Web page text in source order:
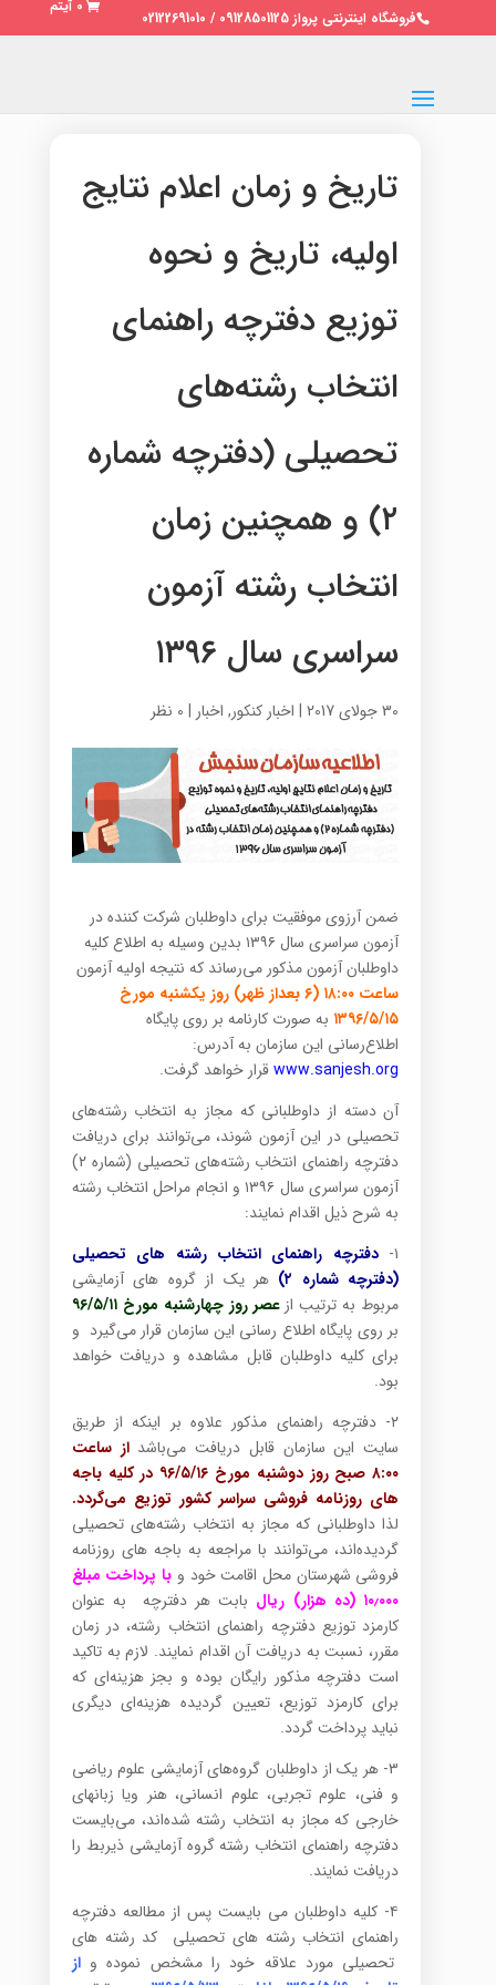
فروشگاه اینترنتی پرواز 09128501125 / 02122691010
0 آیتم
تاریخ و زمان اعلام نتایج
اولیه، تاریخ و نحوه
توزیع دفترچه راهنمای
انتخاب رشته‌های
تحصیلی (دفترچه شماره
۲) و همچنین زمان
انتخاب رشته‌ آزمون
سراسری سال ۱۳۹۶
30 جولای 2017 | اخبار کنکور, اخبار | 0 نظر
ضمن آرزوی موفقیت برای داوطلبان شرکت کننده در
آزمون سراسری سال ۱۳۹۶ بدین وسیله به اطلاع کلیه
داوطلبان آزمون مذکور می‌رساند که نتیجه اولیه آزمون
ساعت ۱۸:۰۰ (۶ بعداز ظهر) روز یکشنبه مورخ
۱۳۹۶/۵/۱۵ به صورت کارنامه بر روی پایگاه
اطلاع‌رسانی این سازمان به آدرس:
www.sanjesh.orgقرار خواهد گرفت.
آن دسته از داوطلبانی که مجاز به انتخاب رشته‌های
تحصیلی در این آزمون شوند، می‌توانند برای دریافت
دفترچه راهنمای انتخاب رشته‌های تحصیلی (شماره ۲)
آزمون سراسری سال ۱۳۹۶ و انجام مراحل انتخاب رشته
به شرح ذیل اقدام نمایند:
۱-
دفترچه راهنمای انتخاب رشته های تحصیلی
(دفترچه شماره ۲)
هر یک از گروه های آزمایشی
مربوط به ترتیب ازعصر روز چهارشنبه مورخ ۹۶/۵/۱۱
بر روی پایگاه اطلاع رسانی این سازمان قرار می‌گیرد و
برای کلیه داوطلبان قابل مشاهده و دریافت خواهد
بود.
۲- دفترچه راهنمای مذکور علاوه بر اینکه از طریق
سایت این سازمان قابل دریافت می‌باشداز ساعت
۸:۰۰ صبح روز دوشنبه مورخ ۹۶/۵/۱۶ در کلیه باجه
های روزنامه فروشی سراسر کشور توزیع می‌گردد.
لذا داوطلبانی که مجاز به انتخاب رشته‌های تحصیلی
گردیده‌اند، می‌توانند با مراجعه به باجه های روزنامه
فروشی شهرستان محل اقامت خود و با پرداخت مبلغ
۱۰٫۰۰۰ (ده هزار) ریال
بابت هر دفترچه به عنوان
کارمزد توزیع دفترچه راهنمای انتخاب رشته، در زمان
مقرر، نسبت به دریافت آن اقدام نمایند. لازم به تاکید
است دفترچه مذکور رایگان بوده و بجز هزینه‌ای که
برای کارمزد توزیع، تعیین گردیده هزینه‌ای دیگری
نباید پرداخت گردد.
۳- هر یک از داوطلبان گروه‌های آزمایشی علوم ریاضی
و فنی، علوم تجربی، علوم انسانی، هنر ویا زبانهای
خارجی که مجاز به انتخاب رشته شده‌اند، می‌بایست
دفترچه راهنمای انتخاب رشته گروه آزمایشی ذیربط را
دریافت نمایند.
۴- کلیه داوطلبان می بایست پس از مطالعه دفترچه
راهنمای انتخاب رشته های تحصیلی کد رشته های
تحصیلی مورد علاقه خود را مشخص نموده واز